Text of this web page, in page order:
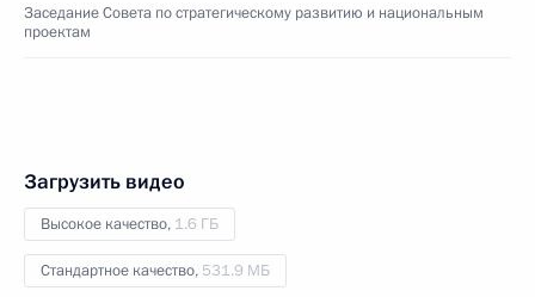
Заседание Совета по стратегическому развитию и национальным
проектам
Загрузить видео
Высокое качество, 1.6 ГБ
Стандартное качество, 531.9 МБ